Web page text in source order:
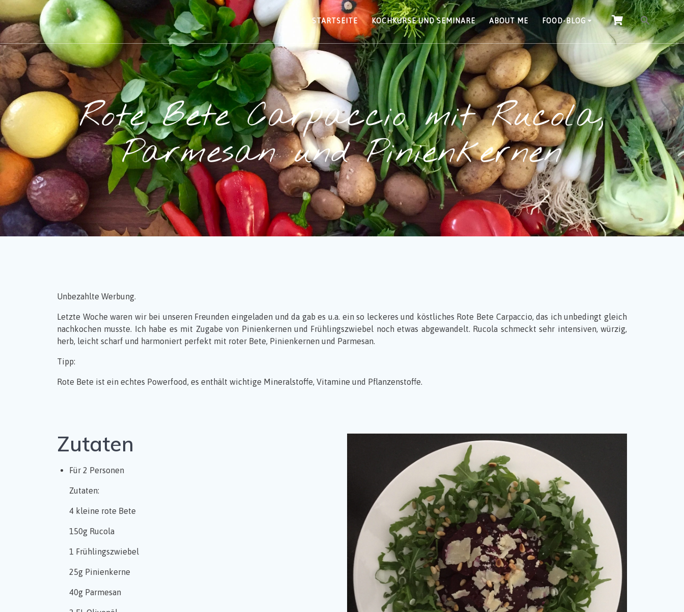
STARTSEITE KOCHKURSE UND SEMINARE ABOUT ME FOOD-BLOG
Rote Bete Carpaccio mit Rucola,
Parmesan und Pinienkernen
Unbezahlte Werbung.
Letzte Woche waren wir bei unseren Freunden eingeladen und da gab es u.a. ein so leckeres und köstliches Rote Bete Carpaccio, das ich unbedingt gleich
nachkochen musste. Ich habe es mit Zugabe von Pinienkernen und Frühlingszwiebel noch etwas abgewandelt. Rucola schmeckt sehr intensiven, würzig,
herb, leicht scharf und harmoniert perfekt mit roter Bete, Pinienkernen und Parmesan.
Tipp:
Rote Bete ist ein echtes Powerfood, es enthält wichtige Mineralstoffe, Vitamine und Pflanzenstoffe.
Zutaten
Für 2 Personen
Zutaten:
4 kleine rote Bete
150g Rucola
1 Frühlingszwiebel
25g Pinienkerne
40g Parmesan